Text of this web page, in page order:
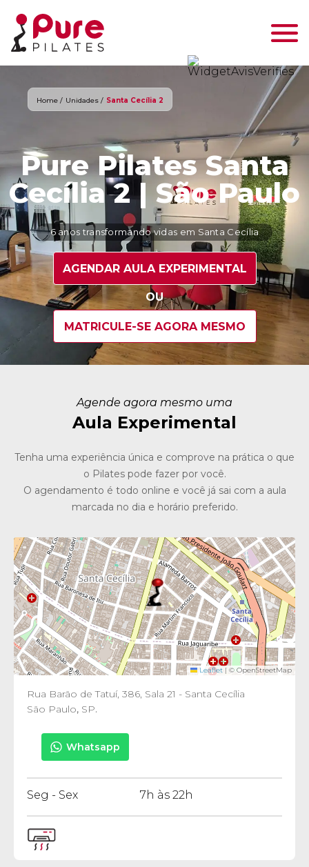
Home / Unidades / Santa Cecília 2
Pure Pilates Santa
Cecília 2 | São Paulo
6 anos transformando vidas em Santa Cecília
AGENDAR AULA EXPERIMENTAL
OU
MATRICULE-SE AGORA MESMO
Agende agora mesmo uma
Aula Experimental
Tenha uma experiência única e comprove na prática o que
o Pilates pode fazer por você.
O agendamento é todo online e você já sai com a aula
marcada no dia e horário preferido.
Leaflet | © OpenStreetMap
Rua Barão de Tatuí, 386, Sala 21 - Santa Cecília
São Paulo, SP.
Whatsapp
Seg - Sex 7h às 22h